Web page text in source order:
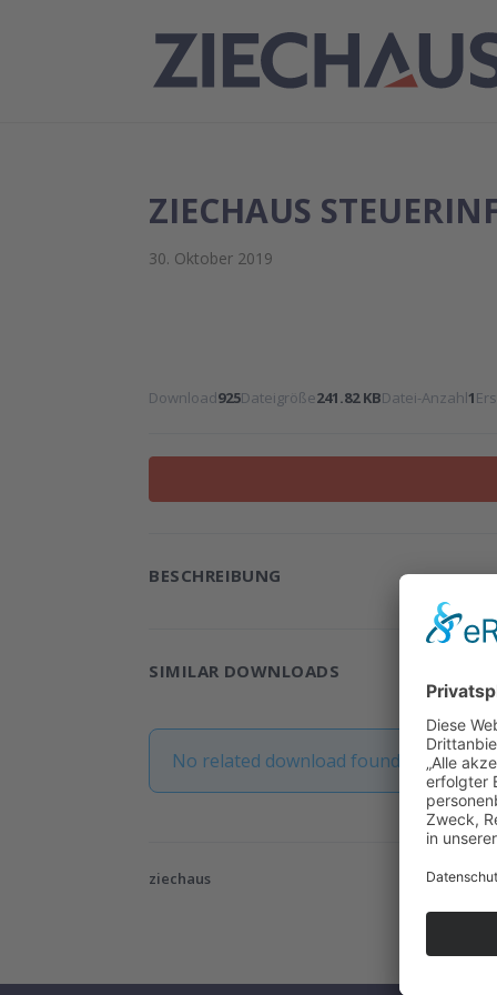
ZIECHAUS
30. Oktober 2019
Download925Dateigröße241.82 KBDatei-Anzahl1
BESCHREIBUNG
SIMILAR DOWNLOADS
No related download found!
ziechaus